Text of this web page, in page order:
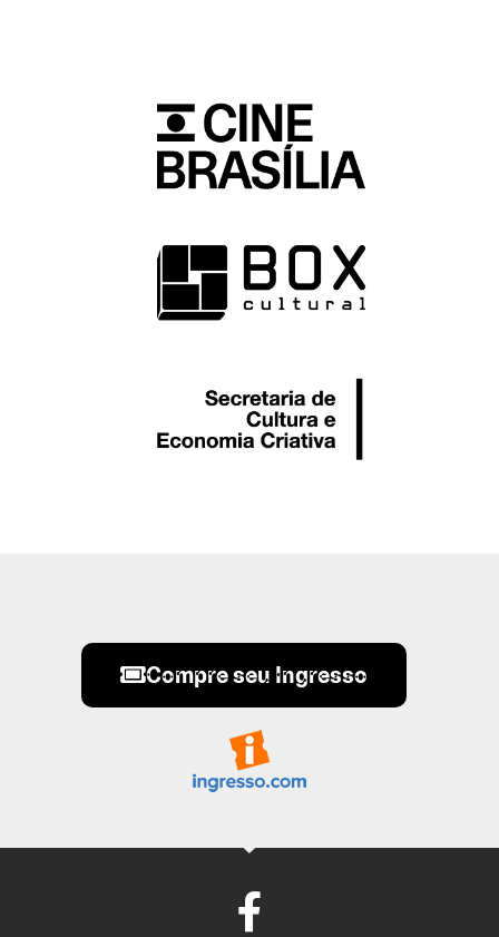
Compre seu Ingresso